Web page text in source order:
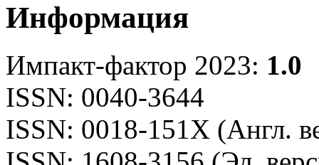
Информация
Импакт-фактор 2023: 1.0
ISSN: 0040-3644
ISSN: 0018-151X (Англ.